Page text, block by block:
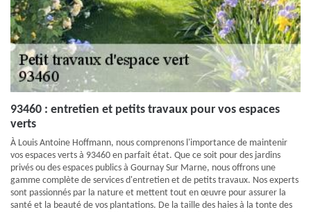
93460 : entretien et petits travaux pour vos espaces
verts
À Louis Antoine Hoffmann, nous comprenons l'importance de maintenir
vos espaces verts à 93460 en parfait état. Que ce soit pour des jardins
privés ou des espaces publics à Gournay Sur Marne, nous offrons une
gamme complète de services d'entretien et de petits travaux. Nos experts
sont passionnés par la nature et mettent tout en œuvre pour assurer la
santé et la beauté de vos plantations. De la taille des haies à la tonte des